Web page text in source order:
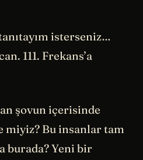
isterseniz…
111. Frekans’a
şovun içerisinde
miyiz? Bu insanlar tam
burada? Yeni bir